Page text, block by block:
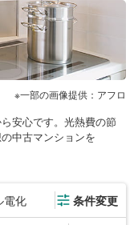
一部の画像提供：アフロ
安心です。光熱費の節
中古マンションを
電化 条件変更